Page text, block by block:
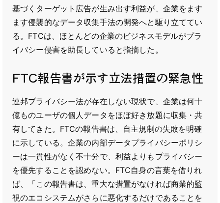
基づくターゲット広告が生み出す利益が、企業をます
ます侵襲的なデータ収集手法の開発へと駆り立ててい
る。FTCは、ほとんどの企業のビジネスモデルがプラ
イバシー侵害を助長していると指摘した。
FTC報告書が示す立法措置の緊急性
連邦プライバシー法が存在しない現状で、企業は何十
億ものユーザの個人データをほぼ好き放題に収集・共
有してきた。FTCの報告書は、自主規制の失敗を明確
に示している。企業の内部データプライバシーポリシ
ーは一貫性がなく不十分で、利益よりもプライバシー
を優先することを認めない。FTC自身の言葉を借りれ
ば、「この報告書は、重大な措置がなければ商業的監
視のエコシステムがさらに悪化するだけであることを